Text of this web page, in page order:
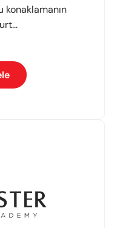
konaklamanın